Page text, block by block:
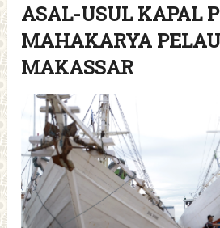
ASAL-USUL KAPAL
MAHAKARYA
MAKASSAR